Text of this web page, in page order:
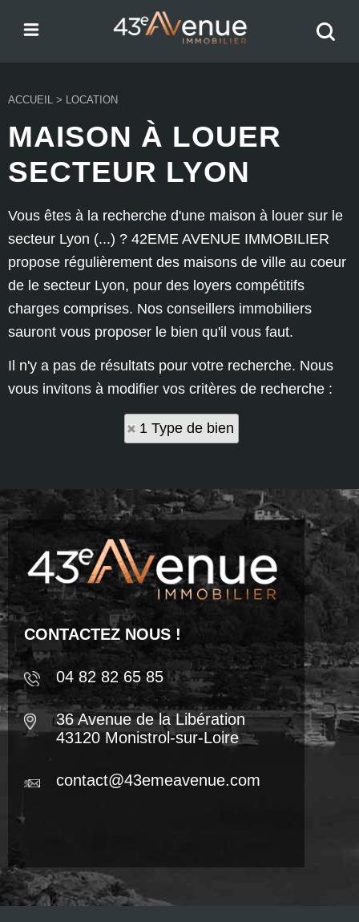
ACCUEIL > LOCATION
MAISON À LOUER
SECTEUR LYON
Vous êtes à la recherche d'une maison à louer sur le
secteur Lyon (...) ? 42EME AVENUE IMMOBILIER
propose régulièrement des maisons de ville au coeur
de le secteur Lyon, pour des loyers compétitifs
charges comprises. Nos conseillers immobiliers
sauront vous proposer le bien qu'il vous faut.
Il n'y a pas de résultats pour votre recherche. Nous
vous invitons à modifier vos critères de recherche :
1 Type de bien
CONTACTEZ NOUS !
04 82 82 65 85
36 Avenue de la Libération
43120 Monistrol-sur-Loire
contact@43emeavenue.com